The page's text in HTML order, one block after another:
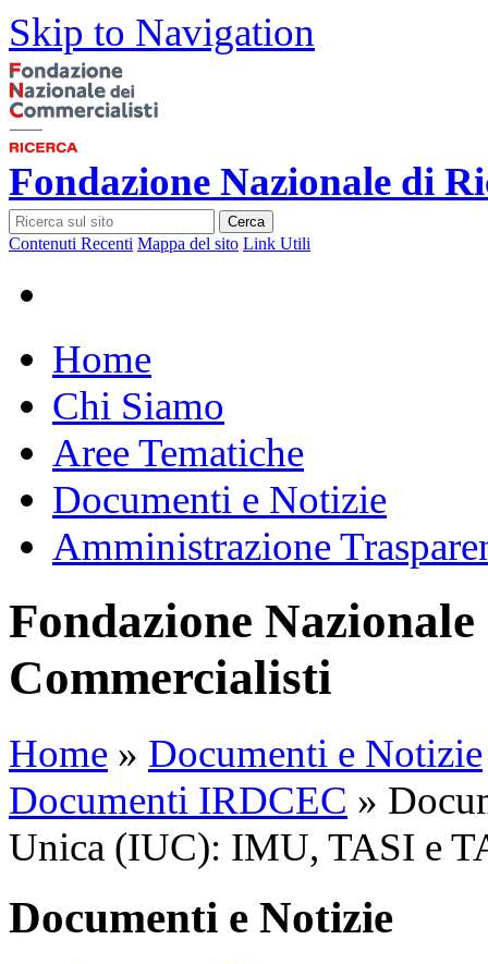
Skip to Navigation
Fondazione Nazionale di
Cerca
Contenuti Recenti Mappa del sito Link Utili
Home
Chi Siamo
Aree Tematiche
Documenti e Notizie
Amministrazione
Fondazione
Commercialisti
Home » Documenti e Notizie
Documenti IRDCEC »
Unica (IUC): IMU, TASI e
Documenti e Notizie